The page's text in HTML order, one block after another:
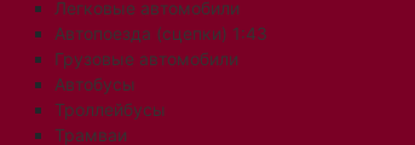
Легковые автомобили
Автопоезда (сцепки) 1:43
Грузовые автомобили
Автобусы
Троллейбусы
Трамваи